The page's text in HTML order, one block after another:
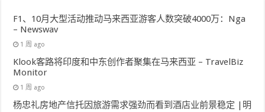
F1、10月大型活动推动马来西亚游客人数突破4000万：Nga
– Newswav
1 周 ago
Klook客路将印度和中东创作者聚集在马来西亚 – TravelBiz
Monitor
1 周 ago
杨忠礼房地产信托因旅游需求强劲而看到酒店业前景稳定 |明